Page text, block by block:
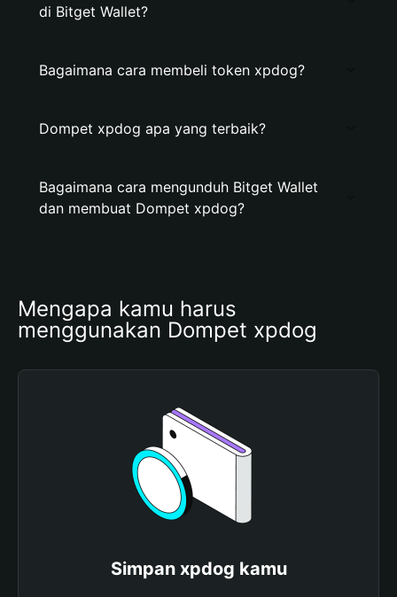
di Bitget Wallet?
Bagaimana cara membeli token xpdog?
Dompet xpdog apa yang terbaik?
Bagaimana cara mengunduh Bitget Wallet
dan membuat Dompet xpdog?
Mengapa kamu harus
menggunakan Dompet xpdog
Simpan xpdog kamu